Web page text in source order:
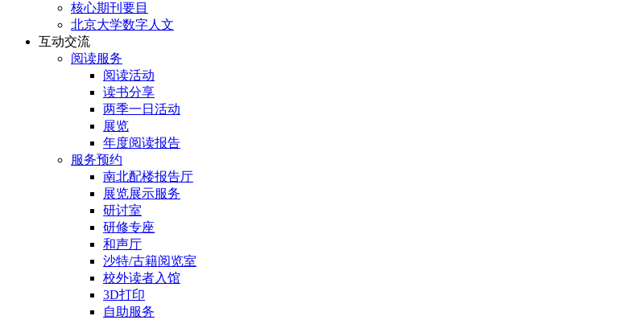
核心期刊要目
北京大学数字人文
互动交流
阅读服务
阅读活动
读书分享
两季一日活动
展览
年度阅读报告
服务预约
南北配楼报告厅
展览展示服务
研讨室
研修专座
和声厅
沙特/古籍阅览室
校外读者入馆
3D打印
自助服务